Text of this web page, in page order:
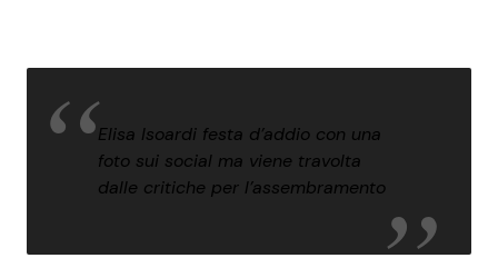
Elisa Isoardi festa d’addio con una
foto sui social ma viene travolta
dalle critiche per l’assembramento